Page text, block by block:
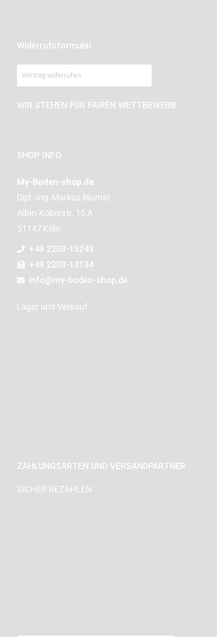
Widerrufsformular
Vertrag widerrufen
WIR STEHEN FÜR FAIREN WETTBEWERB
SHOP INFO
My-Boden-shop.de
Dipl.-Ing. Markus Blümel
Albin-Köbisstr. 15 A
51147 Köln
+49 2203-15243
+49 2203-13134
info@my-boden-shop.de
Lager und Verkauf
ZAHLUNGSARTEN UND VERSANDPARTNER
SICHER BEZAHLEN